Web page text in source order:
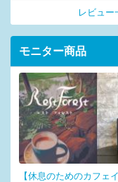
レビュー
モニター商品
【休息のためのカフェ